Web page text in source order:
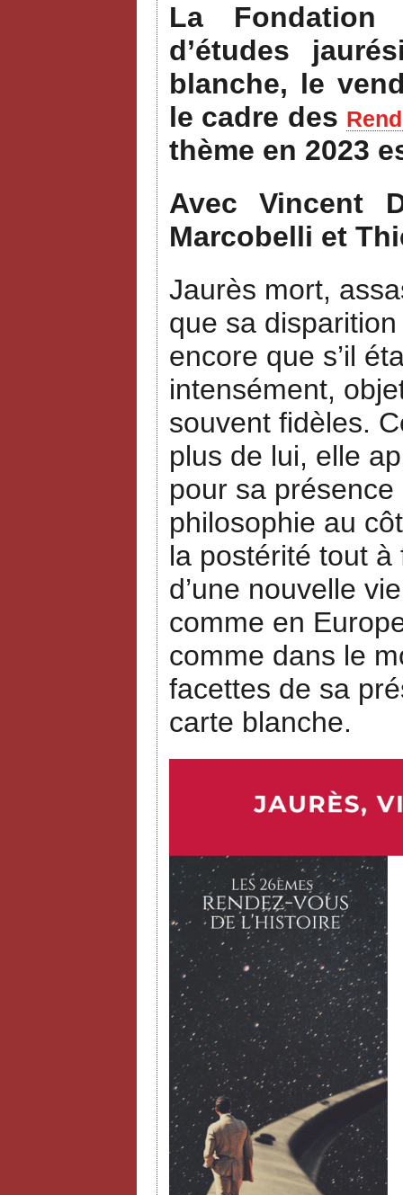
La Fondation
d’études
blanche, le
le cadre des
thème en 2023
Avec Vincent
Marcobelli et
Jaurès mort,
que sa
encore que s’il
intensément,
souvent fidèles.
plus de lui, elle
pour sa présence
philosophie au
la postérité tout
d’une nouvelle
comme en
comme dans le
facettes de sa
carte blanche.